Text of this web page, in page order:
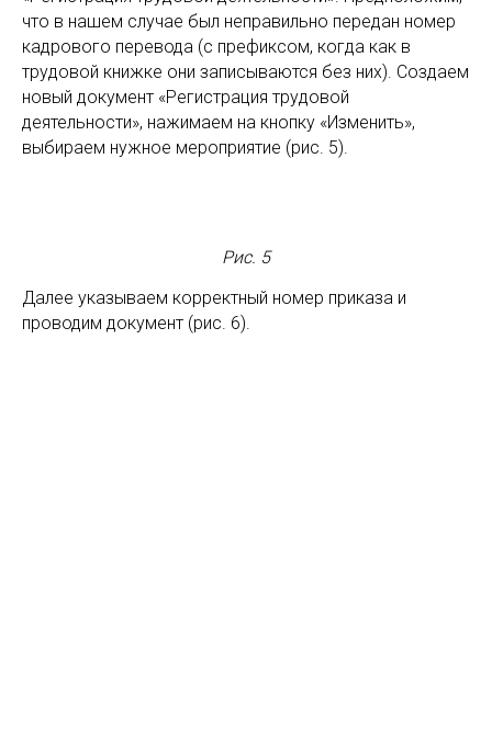
что в нашем случае был неправильно передан номер
кадрового перевода (с префиксом, когда как в
трудовой книжке они записываются без них). Создаем
новый документ «Регистрация трудовой
деятельности», нажимаем на кнопку «Изменить»,
выбираем нужное мероприятие (рис. 5).
Рис. 5
Далее указываем корректный номер приказа и
проводим документ (рис. 6).